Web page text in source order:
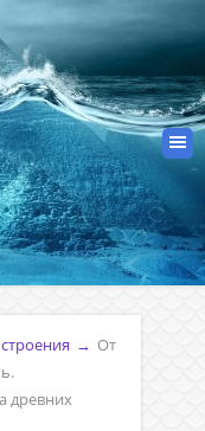
→ От
древних